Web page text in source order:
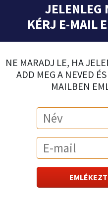
JELENLEG
KÉRJ E-MAIL
NE MARADJ LE, HA
ADD MEG A NEVED
MAILBEN